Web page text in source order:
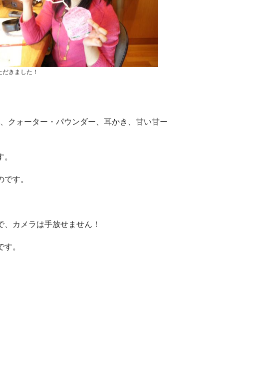
だきました！
クォーター・パウンダー、耳かき、甘い甘ー
す。
カメラは手放せません！
。